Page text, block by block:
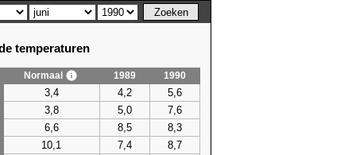
temperatuur
hoogste
22,9 (2003)
23,4 (2019)
22,5 (1982)
temperaturen
Normaal 1989
1990
3,4 4,2 5,6
3,8 5,0 7,6
6,6 8,5 8,3
10,1 7,4 8,7